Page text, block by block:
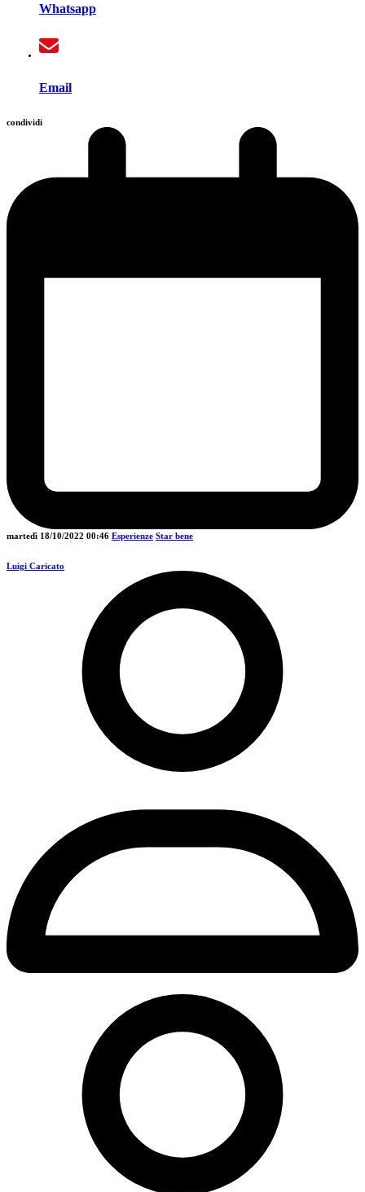
Whatsapp
Email
condividi
martedì 18/10/2022 00:46 Esperienze Star bene
Luigi Caricato